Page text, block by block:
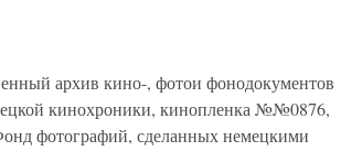
архив кино-, фотои фонодокументов
кинохроники, кинопленка №№0876,
фотографий, сделанных немецкими